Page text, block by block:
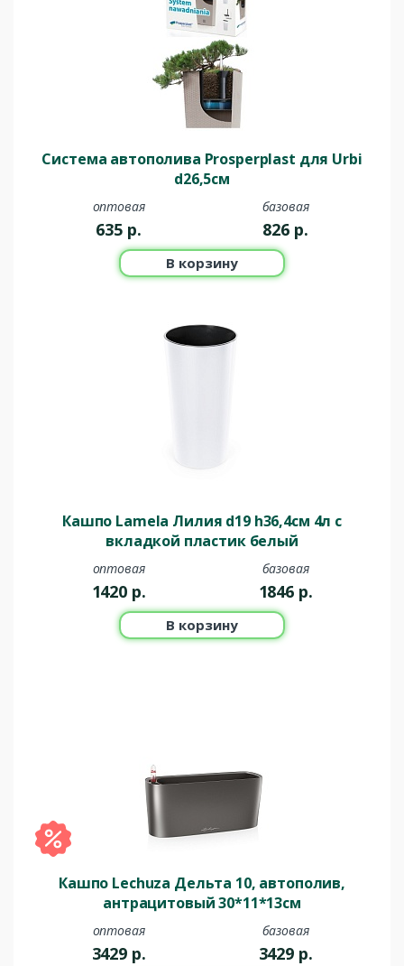
Система автополива Prosperplast для Urbi
d26,5см
оптовая
635 р.
базовая
826 р.
В корзину
Кашпо Lamela Лилия d19 h36,4см 4л с
вкладкой пластик белый
оптовая
1420 р.
базовая
1846 р.
В корзину
Кашпо Lechuza Дельта 10, автополив,
антрацитовый 30*11*13см
оптовая
3429 р.
базовая
3429 р.